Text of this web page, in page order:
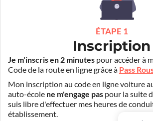
ÉTAPE 1
Inscription
Je m'inscris en 2 minutes pour accéder à
Code de la route en ligne grâce à Pass
Mon inscription au code en ligne voiture
auto-école ne m'engage pas pour la suite
suis libre d'effectuer mes heures de
établissement.